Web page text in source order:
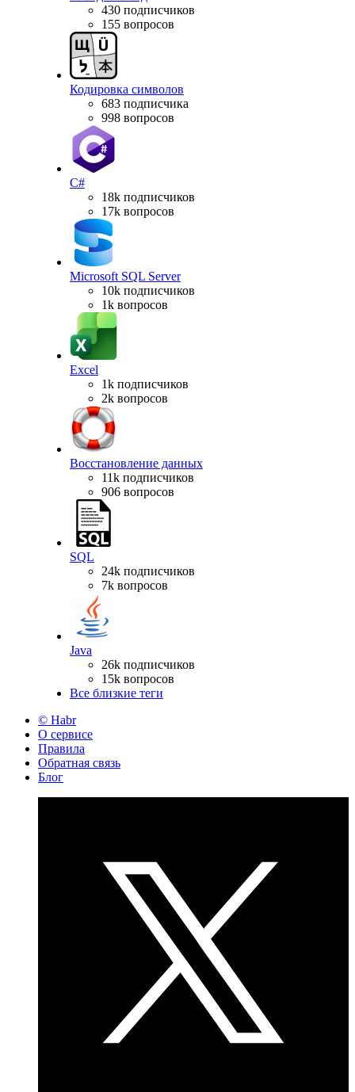
430 подписчиков
155 вопросов
Кодировка символов
683 подписчика
998 вопросов
C#
18k подписчиков
17k вопросов
Microsoft SQL Server
10k подписчиков
1k вопросов
Excel
1k подписчиков
2k вопросов
Восстановление данных
11k подписчиков
906 вопросов
SQL
24k подписчиков
7k вопросов
Java
26k подписчиков
15k вопросов
Все близкие теги
© Habr
О сервисе
Правила
Обратная связь
Блог